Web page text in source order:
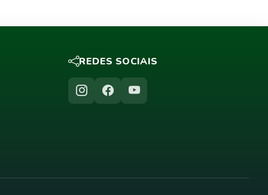
REDES SOCIAIS